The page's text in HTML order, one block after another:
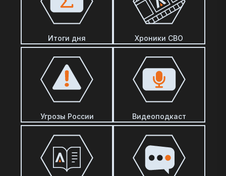
Итоги дня Хроники СВО
Угрозы России Видеоподкаст